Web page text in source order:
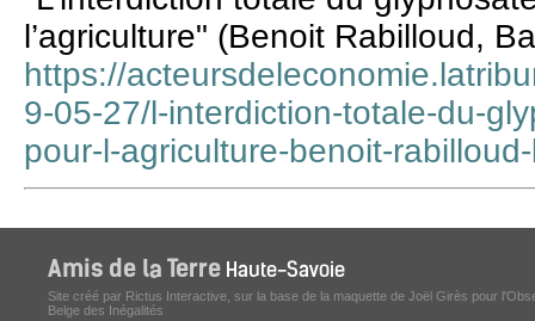
l’agriculture" (Benoit Rabilloud,
https://
9-05-27/l-interdiction-totale-du-
pour-l-agriculture-benoit-
Site créé par Rictus Interactive, sur la base de la maquette de Joël Girès pour
Belge des Inégalités